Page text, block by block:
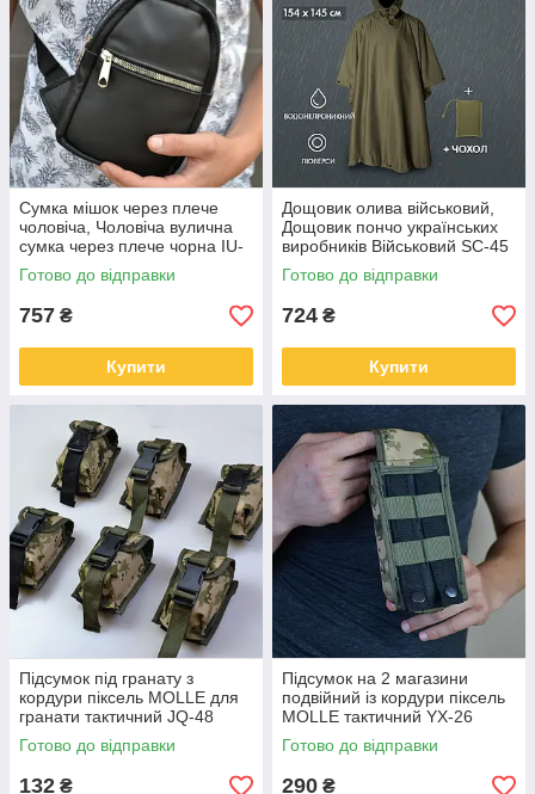
Сумка мішок через плече
чоловіча, Чоловіча вулична
сумка через плече чорна IU-
74
Готово до відправки
757 ₴
Купити
Дощовик олива військовий,
Дощовик пончо українських
виробників Військовий SC-45
Готово до відправки
724 ₴
Купити
Підсумок під гранату з
кордури піксель MOLLE для
гранати тактичний JQ-48
Готово до відправки
132 ₴
Підсумок на 2 магазини
подвійний із кордури піксель
MOLLE тактичний YX-26
Готово до відправки
290 ₴